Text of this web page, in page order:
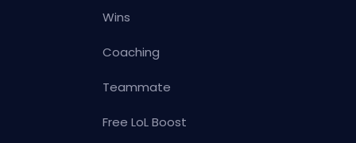
Wins
Coaching
Teammate
Free LoL Boost